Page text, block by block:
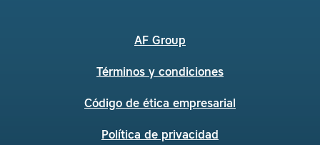
AF Group
Términos y condiciones
Código de ética empresarial
Política de privacidad